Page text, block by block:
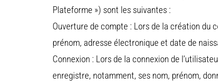
Plateforme ») sont les suivantes :
Ouverture de compte : Lors de la création du
prénom, adresse électronique et date de
Connexion : Lors de la connexion de
enregistre, notamment, ses nom, prénom,